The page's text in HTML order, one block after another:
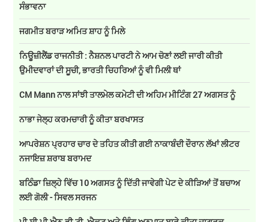
ਸੰਭਾਵਨਾ
ਜਗਮੀਤ ਬਰਾੜ ਅਮਿਤ ਸ਼ਾਹ ਨੂੰ ਮਿਲੇ
ਨਿਊਜ਼ੀਲੈਂਡ ਰਾਜਨੀਤੀ : ਨੈਸ਼ਨਲ ਪਾਰਟੀ ਨੇ ਆਮ ਚੋਣਾਂ ਲਈ ਜਾਰੀ ਕੀਤੀ
ਉਮੀਦਵਾਰਾਂ ਦੀ ਸੂਚੀ, ਭਾਰਤੀ ਚਿਹਰਿਆਂ ਨੂੰ ਵੀ ਮਿਲੀ ਥਾਂ
CM Mann ਨਾਲ ਸਾਂਝੀ ਤਾਲਮੇਲ ਕਮੇਟੀ ਦੀ ਅਹਿਮ ਮੀਟਿੰਗ 27 ਅਗਸਤ ਨੂੰ
ਨਾਭਾ ਜੇਲ੍ਹ ਕਰਮਚਾਰੀ ਨੂੰ ਕੀਤਾ ਬਰਖਾਸਤ
ਆਪਰੇਸ਼ਨ ਪ੍ਰਹਾਰ ਚਾਰ ਦੇ ਤਹਿਤ ਕੀਤੀ ਗਈ ਨਾਕਾਬੰਦੀ ਦੌਰਾਨ ਲੱਖਾਂ ਲੀਟਰ
ਨਜਾਇਜ਼ ਸ਼ਰਾਬ ਬਰਾਮਦ
ਬਠਿੰਡਾ ਜ਼ਿਲ੍ਹੇ ਵਿੱਚ 10 ਅਗਸਤ ਨੂੰ ਦਿੱਤੀ ਜਾਵੇਗੀ ਪੇਟ ਦੇ ਕੀੜਿਆਂ ਤੋਂ ਬਚਾਅ
ਲਈ ਗੋਲੀ - ਸਿਵਲ ਸਰਜਨ